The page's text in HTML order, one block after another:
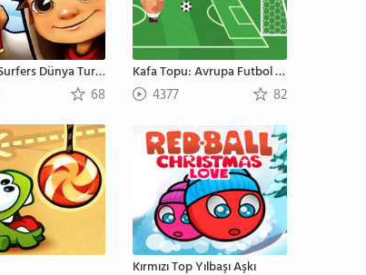
Subway Surfers Dünya Turu: Saint Petersburg
68
Kafa Topu: Avrupa Futbol Şampiyonası
4377 82
Kırmızı Top Yılbaşı Aşkı